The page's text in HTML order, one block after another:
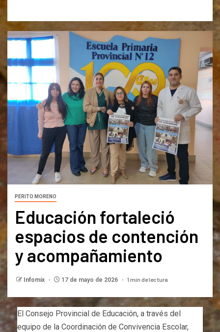
PERITO MORENO
Educación fortaleció
espacios de contención
y acompañamiento
Infomix 17 de mayo de 2026 1 min de lectura
El Consejo Provincial de Educación, a través del
equipo de la Coordinación de Convivencia Escolar,